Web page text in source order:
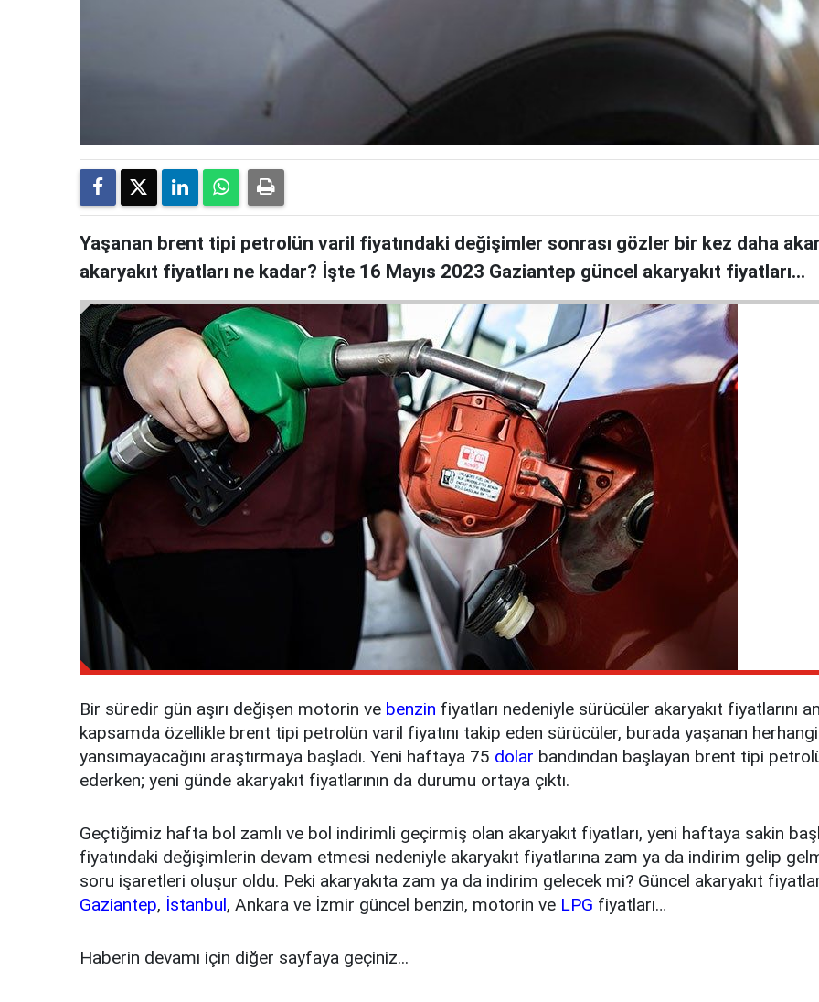
Yaşanan brent tipi petrolün varil fiyatındaki değişimler sonrası gözler bir kez daha
akaryakıt fiyatları ne kadar? İşte 16 Mayıs 2023 Gaziantep güncel akaryakıt fiyatları…
Bir süredir gün aşırı değişen motorin ve benzin fiyatları nedeniyle sürücüler akaryakıt fiyatlarını
kapsamda özellikle brent tipi petrolün varil fiyatını takip eden sürücüler, burada yaşanan herhangi
yansımayacağını araştırmaya başladı. Yeni haftaya 75 dolar bandından başlayan brent tipi
ederken; yeni günde akaryakıt fiyatlarının da durumu ortaya çıktı.
Geçtiğimiz hafta bol zamlı ve bol indirimli geçirmiş olan akaryakıt fiyatları, yeni haftaya sakin
fiyatındaki değişimlerin devam etmesi nedeniyle akaryakıt fiyatlarına zam ya da indirim gelip
soru işaretleri oluşur oldu. Peki akaryakıta zam ya da indirim gelecek mi? Güncel akaryakıt
Gaziantep, İstanbul, Ankara ve İzmir güncel benzin, motorin ve LPG fiyatları…
Haberin devamı için diğer sayfaya geçiniz...